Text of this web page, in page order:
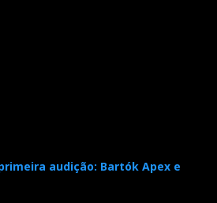
audição: Bartók Apex e